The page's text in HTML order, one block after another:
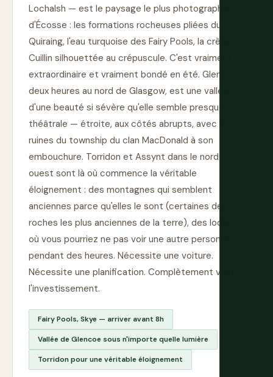
Lochalsh — est le paysage le plus photographié
d'Écosse : les formations rocheuses pliées du
Quiraing, l'eau turquoise des Fairy Pools, la crête
Cuillin silhouettée au crépuscule. C'est vraiment
extraordinaire et vraiment bondé en été. Glencoe,
deux heures au nord de Glasgow, est une vallée
d'une beauté si sévère qu'elle semble presque
théâtrale — étroite, aux côtés abrupts, avec les
ruines du township du clan MacDonald à son
embouchure. Torridon et Assynt dans le nord-
ouest sont là où commence la véritable
éloignement : des montagnes qui semblent
anciennes parce qu'elles le sont (certaines des
roches les plus anciennes de la terre), des lochs
où vous pourriez ne pas voir une autre personne
pendant des heures. Nécessite une voiture.
Nécessite une planification. Complètement vaut
l'investissement.
Fairy Pools, Skye — arriver avant 8h
Vallée de Glencoe sous n'importe quelle lumière
Torridon pour une véritable éloignement